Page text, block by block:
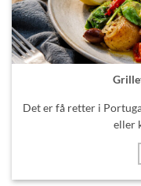
Det er få retter i
eller